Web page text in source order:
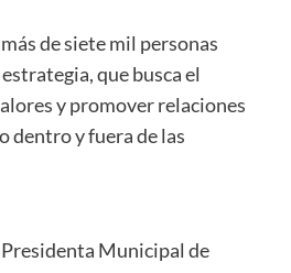
de siete mil personas
que busca el
y promover relaciones
dentro y fuera de las
Municipal de